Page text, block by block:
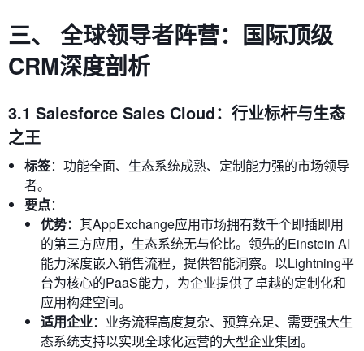
三、 全球领导者阵营：国际顶级
CRM深度剖析
3.1 Salesforce Sales Cloud：行业标杆与生态
之王
标签：功能全面、生态系统成熟、定制能力强的市场领导
者。
要点：
优势：其AppExchange应用市场拥有数千个即插即用
的第三方应用，生态系统无与伦比。领先的Einstein AI
能力深度嵌入销售流程，提供智能洞察。以Lightning平
台为核心的PaaS能力，为企业提供了卓越的定制化和
应用构建空间。
适用企业：业务流程高度复杂、预算充足、需要强大生
态系统支持以实现全球化运营的大型企业集团。